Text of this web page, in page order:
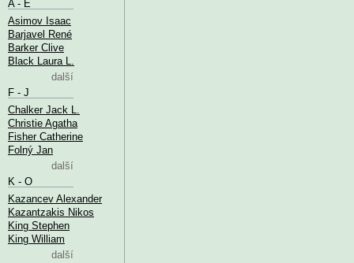
A - E
Asimov Isaac
Barjavel René
Barker Clive
Black Laura L.
další
F - J
Chalker Jack L.
Christie Agatha
Fisher Catherine
Folný Jan
další
K - O
Kazancev Alexander
Kazantzakis Nikos
King Stephen
King William
další